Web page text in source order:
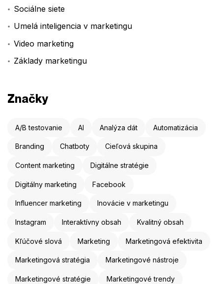
Sociálne siete
Umelá inteligencia v marketingu
Video marketing
Základy marketingu
Značky
A/B testovanie AI Analýza dát Automatizácia
Branding Chatboty Cieľová skupina
Content marketing Digitálne stratégie
Digitálny marketing Facebook
Influencer marketing Inovácie v marketingu
Instagram Interaktívny obsah Kvalitný obsah
Kľúčové slová Marketing Marketingová efektivita
Marketingová stratégia Marketingové nástroje
Marketingové stratégie Marketingové trendy